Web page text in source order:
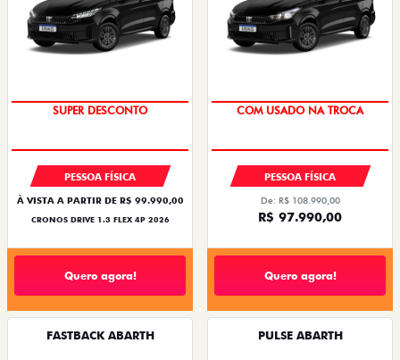
SUPER DESCONTO
PESSOA FÍSICA
À VISTA A PARTIR DE R$ 99.990,00
CRONOS DRIVE 1.3 FLEX 4P 2026
Quero agora!
COM USADO NA TROCA
PESSOA FÍSICA
De: R$ 108.990,00
R$ 97.990,00
Quero agora!
FASTBACK ABARTH PULSE ABARTH